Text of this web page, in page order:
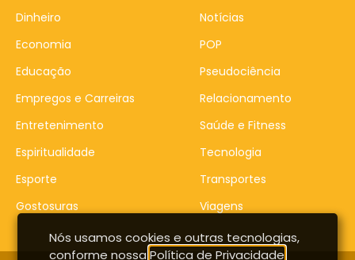
Dinheiro
Economia
Educação
Empregos e Carreiras
Entretenimento
Espiritualidade
Esporte
Gostosuras
Notícias
POP
Pseudociência
Relacionamento
Saúde e Fitness
Tecnologia
Transportes
Viagens
Nós usamos cookies e outras tecnologias,
conforme nossaPolítica de Privacidade